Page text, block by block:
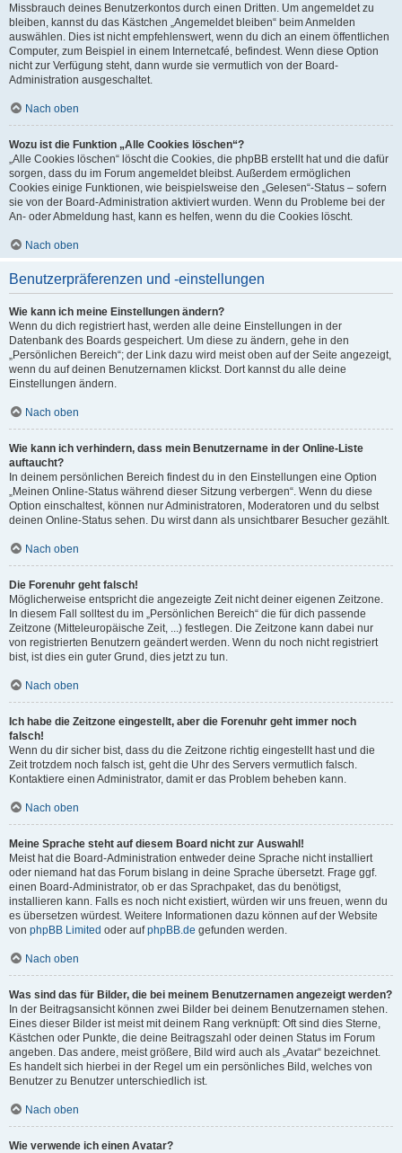
Missbrauch deines Benutzerkontos durch einen Dritten. Um angemeldet zu
bleiben, kannst du das Kästchen „Angemeldet bleiben“ beim Anmelden
auswählen. Dies ist nicht empfehlenswert, wenn du dich an einem öffentlichen
Computer, zum Beispiel in einem Internetcafé, befindest. Wenn diese Option
nicht zur Verfügung steht, dann wurde sie vermutlich von der Board-
Administration ausgeschaltet.
Nach oben
Wozu ist die Funktion „Alle Cookies löschen“?
„Alle Cookies löschen“ löscht die Cookies, die phpBB erstellt hat und die dafür
sorgen, dass du im Forum angemeldet bleibst. Außerdem ermöglichen
Cookies einige Funktionen, wie beispielsweise den „Gelesen“-Status – sofern
sie von der Board-Administration aktiviert wurden. Wenn du Probleme bei der
An- oder Abmeldung hast, kann es helfen, wenn du die Cookies löscht.
Nach oben
Benutzerpräferenzen und -einstellungen
Wie kann ich meine Einstellungen ändern?
Wenn du dich registriert hast, werden alle deine Einstellungen in der
Datenbank des Boards gespeichert. Um diese zu ändern, gehe in den
„Persönlichen Bereich“; der Link dazu wird meist oben auf der Seite angezeigt,
wenn du auf deinen Benutzernamen klickst. Dort kannst du alle deine
Einstellungen ändern.
Nach oben
Wie kann ich verhindern, dass mein Benutzername in der Online-Liste
auftaucht?
In deinem persönlichen Bereich findest du in den Einstellungen eine Option
„Meinen Online-Status während dieser Sitzung verbergen“. Wenn du diese
Option einschaltest, können nur Administratoren, Moderatoren und du selbst
deinen Online-Status sehen. Du wirst dann als unsichtbarer Besucher gezählt.
Nach oben
Die Forenuhr geht falsch!
Möglicherweise entspricht die angezeigte Zeit nicht deiner eigenen Zeitzone.
In diesem Fall solltest du im „Persönlichen Bereich“ die für dich passende
Zeitzone (Mitteleuropäische Zeit, ...) festlegen. Die Zeitzone kann dabei nur
von registrierten Benutzern geändert werden. Wenn du noch nicht registriert
bist, ist dies ein guter Grund, dies jetzt zu tun.
Nach oben
Ich habe die Zeitzone eingestellt, aber die Forenuhr geht immer noch
falsch!
Wenn du dir sicher bist, dass du die Zeitzone richtig eingestellt hast und die
Zeit trotzdem noch falsch ist, geht die Uhr des Servers vermutlich falsch.
Kontaktiere einen Administrator, damit er das Problem beheben kann.
Nach oben
Meine Sprache steht auf diesem Board nicht zur Auswahl!
Meist hat die Board-Administration entweder deine Sprache nicht installiert
oder niemand hat das Forum bislang in deine Sprache übersetzt. Frage ggf.
einen Board-Administrator, ob er das Sprachpaket, das du benötigst,
installieren kann. Falls es noch nicht existiert, würden wir uns freuen, wenn du
es übersetzen würdest. Weitere Informationen dazu können auf der Website
von phpBB Limited oder aufphpBB.de gefunden werden.
Nach oben
Was sind das für Bilder, die bei meinem Benutzernamen angezeigt werden?
In der Beitragsansicht können zwei Bilder bei deinem Benutzernamen stehen.
Eines dieser Bilder ist meist mit deinem Rang verknüpft: Oft sind dies Sterne,
Kästchen oder Punkte, die deine Beitragszahl oder deinen Status im Forum
angeben. Das andere, meist größere, Bild wird auch als „Avatar“ bezeichnet.
Es handelt sich hierbei in der Regel um ein persönliches Bild, welches von
Benutzer zu Benutzer unterschiedlich ist.
Nach oben
Wie verwende ich einen Avatar?